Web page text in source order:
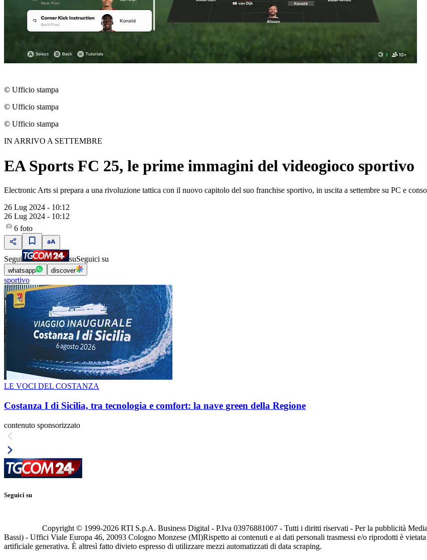
© Ufficio stampa
© Ufficio stampa
© Ufficio stampa
IN ARRIVO A SETTEMBRE
EA Sports FC 25, le prime immagini del videogioco sportivo
Electronic Arts si prepara a una rivoluzione tattica con il nuovo capitolo del suo franchise sportivo, in uscita a settembre su PC e
26 Lug 2024 - 10:12
26 Lug 2024 - 10:12
6 foto
Segui suSeguici su
whatsapp discover
sportivo
LE VOCI DEL COSTANZA
Costanza I di Sicilia, tra tecnologia e comfort: la nave green della Regione
contenuto sponsorizzato
Seguici su
Copyright © 1999-2026 RTI S.p.A. Business Digital - P.Iva 03976881007 - Tutti i diritti riservati - Per la pubblicità
Bassi) - Uffici Viale Europa 46, 20093 Cologno Monzese (MI)Rispetto ai contenuti e ai dati personali trasmessi e/o riprodotti è
artificiale generativa. È altresì fatto divieto espresso di utilizzare mezzi automatizzati di data scraping.